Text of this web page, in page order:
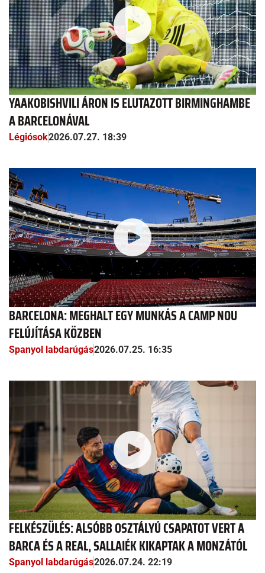
YAAKOBISHVILI ÁRON IS ELUTAZOTT BIRMINGHAMBE
A BARCELONÁVAL
Légiósok2026.07.27. 18:39
BARCELONA: MEGHALT EGY MUNKÁS A CAMP NOU
FELÚJÍTÁSA KÖZBEN
Spanyol labdarúgás2026.07.25. 16:35
FELKÉSZÜLÉS: ALSÓBB OSZTÁLYÚ CSAPATOT VERT A
BARCA ÉS A REAL, SALLAIÉK KIKAPTAK A MONZÁTÓL
Spanyol labdarúgás2026.07.24. 22:19